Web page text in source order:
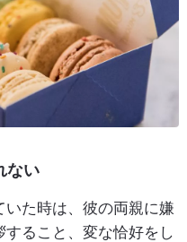
ない
た時は、彼の両親に嫌
ること、変な恰好をし